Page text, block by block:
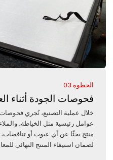
الخطوة 03
فحوصات الجودة أثناء
خلال عملية التصنيع، نُجري فحوصات
عوامل رئيسية مثل الخياطة،
منتج بحثًا عن أي عيوب أو
لضمان استيفاء المنتج النهائي